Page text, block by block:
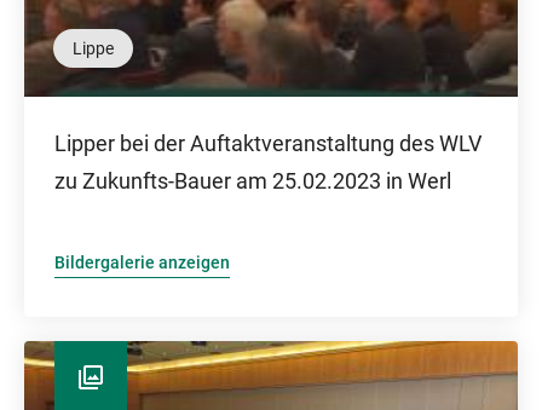
Lippe
Lipper bei der Auftaktveranstaltung des WLV
zu Zukunfts-Bauer am 25.02.2023 in Werl
Bildergalerie anzeigen